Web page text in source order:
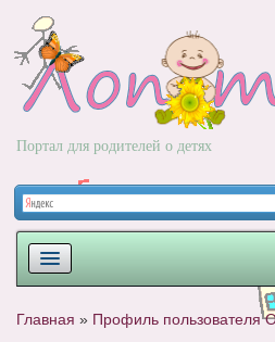
Портал для родителей о детях
Главная » Профиль пользователя